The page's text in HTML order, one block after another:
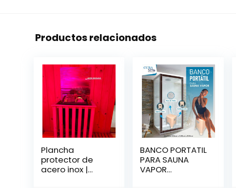
Productos relacionados
Plancha
protector de
acero inox |
BANCO PORTATIL
PARA SAUNA
VAPOR